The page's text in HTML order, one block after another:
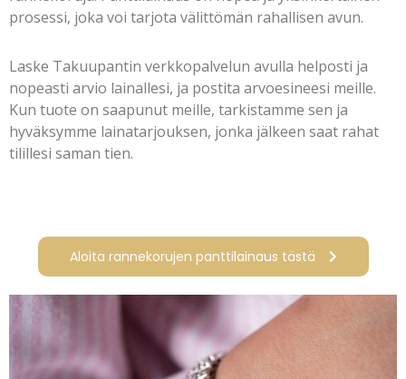
prosessi, joka voi tarjota välittömän rahallisen avun.
Laske Takuupantin verkkopalvelun avulla helposti ja
nopeasti arvio lainallesi, ja postita arvoesineesi meille.
Kun tuote on saapunut meille, tarkistamme sen ja
hyväksymme lainatarjouksen, jonka jälkeen saat rahat
tilillesi saman tien.
Aloita rannekorujen panttilainaus tästä